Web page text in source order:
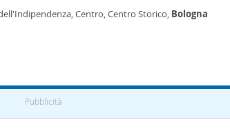
Centro, Centro Storico, Bologna
Pubblicità